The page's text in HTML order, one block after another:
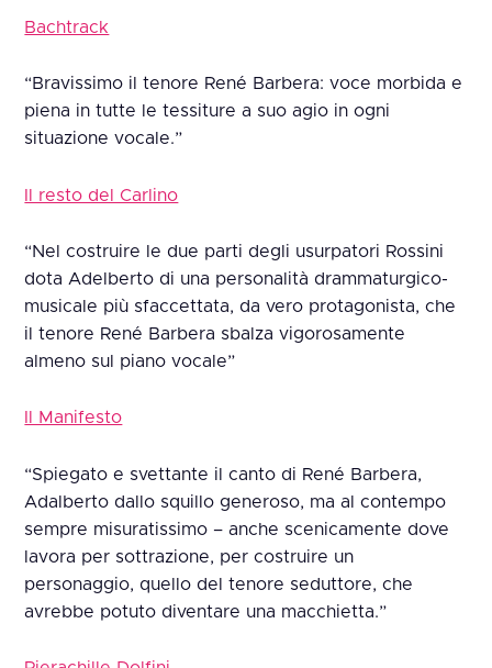
Bachtrack
“Bravissimo il tenore René Barbera: voce morbida e
piena in tutte le tessiture a suo agio in ogni
situazione vocale.”
Il resto del Carlino
“Nel costruire le due parti degli usurpatori Rossini
dota Adelberto di una personalità drammaturgico-
musicale più sfaccettata, da vero protagonista, che
il tenore René Barbera sbalza vigorosamente
almeno sul piano vocale”
Il Manifesto
“Spiegato e svettante il canto di René Barbera,
Adalberto dallo squillo generoso, ma al contempo
sempre misuratissimo – anche scenicamente dove
lavora per sottrazione, per costruire un
personaggio, quello del tenore seduttore, che
avrebbe potuto diventare una macchietta.”